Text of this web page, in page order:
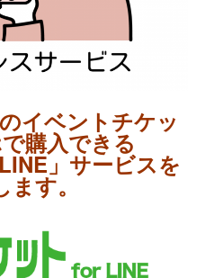
イベントチケッ
購入できる
」サービスを
ます。